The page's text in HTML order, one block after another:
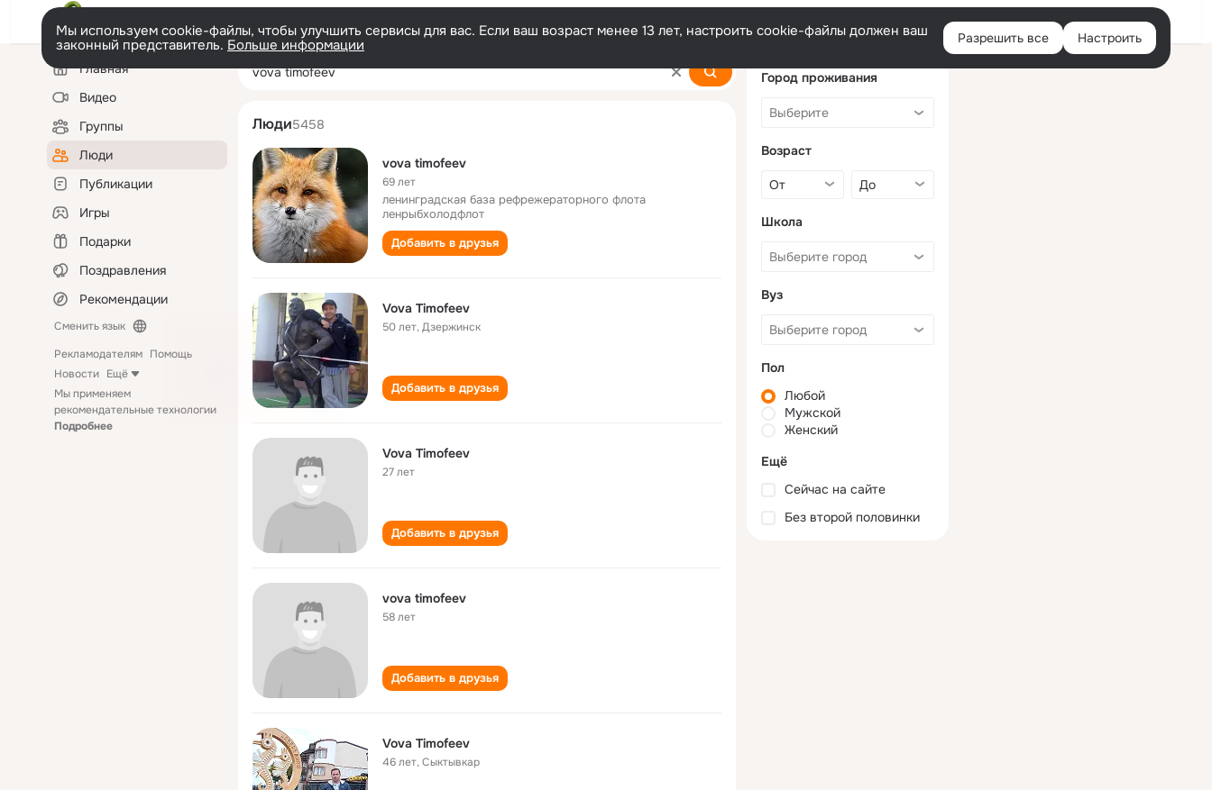
Войти
Мы используем cookie-файлы, чтобы улучшить сервисы для вас. Если ваш возраст менее 13 лет, настроить cookie-файлы должен ваш
законный представитель. Больше информации Разрешить все Настроить
Левая
колонкаГлавная
Видео
Группы
Люди
Публикации
Игры
Подарки
Поздравления
Рекомендации
Сменить язык
Рекламодателям Помощь
Новости Ещё
Мы применяем
рекомендательные технологии
Подробнее
vova timofeev
Люди5458
vova timofeev
69 лет
ленинградская база рефрежераторного флота
ленрыбхолодфлот
Добавить в друзья
Vova Timofeev
50 лет,Дзержинск
Добавить в друзья
Vova Timofeev
27 лет
Добавить в друзья
vova timofeev
58 лет
Добавить в друзья
Vova Timofeev
46 лет,Сыктывкар
Город проживания
Возраст
Школа
Вуз
Пол
Любой
Мужской
Женский
Ещё
Сейчас на сайте
Без второй половинки